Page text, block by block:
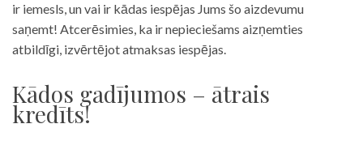
ir iemesls, un vai ir kādas iespējas Jums šo aizdevumu
saņemt! Atcerēsimies, ka ir nepieciešams aizņemties
atbildīgi, izvērtējot atmaksas iespējas.
Kādos gadījumos – ātrais
kredīts!